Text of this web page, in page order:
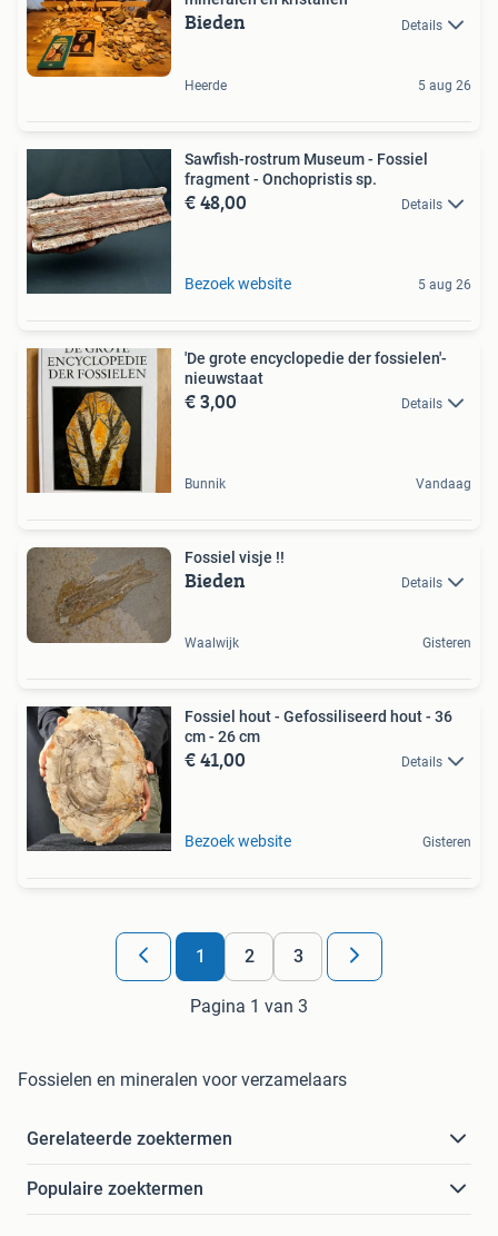
Bieden Details
Heerde 5 aug 26
Sawfish-rostrum Museum - Fossiel
fragment - Onchopristis sp.
€ 48,00 Details
Bezoek website 5 aug 26
'De grote encyclopedie der fossielen'-
nieuwstaat
€ 3,00 Details
Bunnik Vandaag
Fossiel visje !!
Bieden Details
Waalwijk Gisteren
Fossiel hout - Gefossiliseerd hout - 36
cm - 26 cm
€ 41,00 Details
Bezoek website Gisteren
1 2 3
Pagina 1 van 3
Fossielen en mineralen voor verzamelaars
Gerelateerde zoektermen
Populaire zoektermen